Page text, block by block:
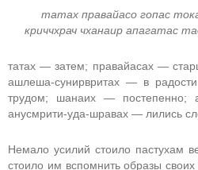
татах правайасо гопас
криччхрач чханаир апагатас
татах — затем; правайасах —
ашлеша-сунирвритах — в
трудом; шанаих — постепенно;
анусмрити-уда-шравах — лились
Немало усилий стоило пастухам
стоило им вспомнить образы